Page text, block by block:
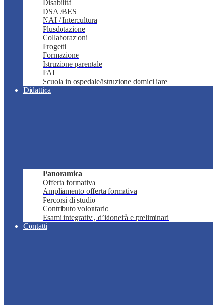
Disabilità
DSA /BES
NAI / Intercultura
Plusdotazione
Collaborazioni
Progetti
Formazione
Istruzione parentale
PAI
Scuola in ospedale/istruzione domiciliare
Didattica
Panoramica
Offerta formativa
Ampliamento offerta formativa
Percorsi di studio
Contributo volontario
Esami integrativi, d’idoneità e preliminari
Contatti